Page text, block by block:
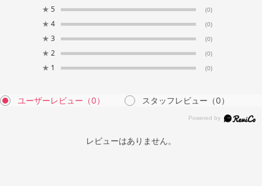
★ 5 (0)
★ 4 (0)
★ 3 (0)
★ 2 (0)
★ 1 (0)
ユーザーレビュー （0） スタッフレビュー （0）
レビューはありません。